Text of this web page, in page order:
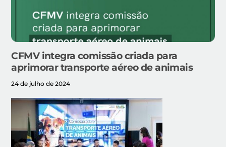
CFMV integra comissão criada para
aprimorar transporte aéreo de animais
24 de julho de 2024